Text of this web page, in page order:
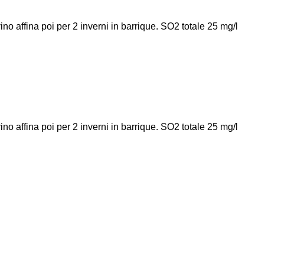
affina poi per 2 inverni in barrique. SO2 totale 25 mg/l
affina poi per 2 inverni in barrique. SO2 totale 25 mg/l